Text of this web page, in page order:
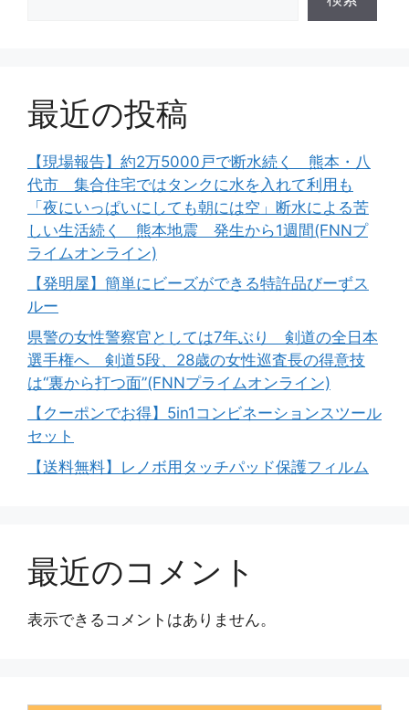
最近の投稿
【現場報告】約2万5000戸で断水続く 熊本・八
代市 集合住宅ではタンクに水を入れて利用も
「夜にいっぱいにしても朝には空」断水による苦
しい生活続く 熊本地震 発生から1週間(FNNプ
ライムオンライン)
【発明屋】簡単にビーズができる特許品びーずス
ルー
県警の女性警察官としては7年ぶり 剣道の全日本
選手権へ 剣道5段、28歳の女性巡査長の得意技
は“裏から打つ面”(FNNプライムオンライン)
【クーポンでお得】5in1コンビネーションスツール
セット
【送料無料】レノボ用タッチパッド保護フィルム
最近のコメント
表示できるコメントはありません。